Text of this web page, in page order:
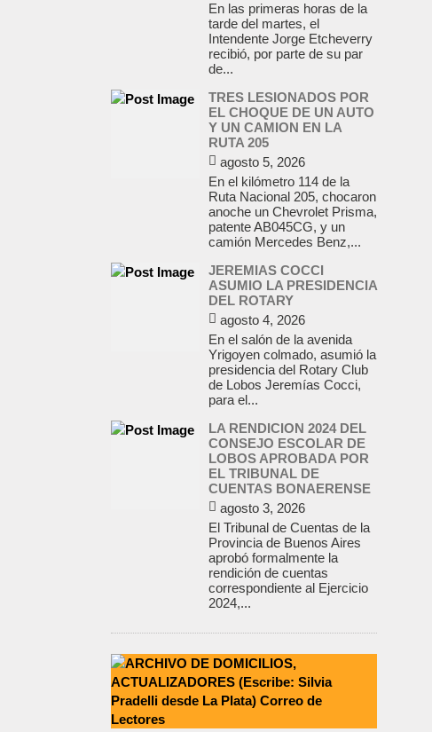
En las primeras horas de la
tarde del martes, el
Intendente Jorge Etcheverry
recibió, por parte de su par
de...
TRES LESIONADOS POR
EL CHOQUE DE UN AUTO
Y UN CAMION EN LA
RUTA 205
agosto 5, 2026
En el kilómetro 114 de la
Ruta Nacional 205, chocaron
anoche un Chevrolet Prisma,
patente AB045CG, y un
camión Mercedes Benz,...
JEREMIAS COCCI
ASUMIO LA PRESIDENCIA
DEL ROTARY
agosto 4, 2026
En el salón de la avenida
Yrigoyen colmado, asumió la
presidencia del Rotary Club
de Lobos Jeremías Cocci,
para el...
LA RENDICION 2024 DEL
CONSEJO ESCOLAR DE
LOBOS APROBADA POR
EL TRIBUNAL DE
CUENTAS BONAERENSE
agosto 3, 2026
El Tribunal de Cuentas de la
Provincia de Buenos Aires
aprobó formalmente la
rendición de cuentas
correspondiente al Ejercicio
2024,...